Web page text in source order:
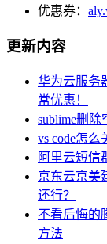
优惠券：
更新内容
华为云服务
常优惠！
sublime删除
vs code怎么
阿里云短信
京东云京美
还行？
不看后悔的
方法